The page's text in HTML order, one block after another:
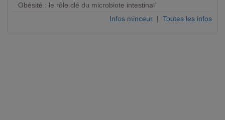
Obésité : le rôle clé du microbiote intestinal
Infos minceur | Toutes les infos